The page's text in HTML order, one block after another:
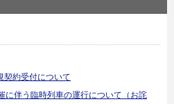
契約受付について
に伴う臨時列車の運行について（お詫